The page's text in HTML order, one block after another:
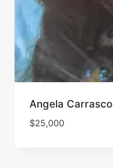
Angela Carrasco
$25,000